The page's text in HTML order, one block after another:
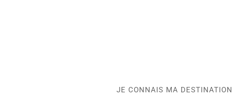
JE CONNAIS MA DESTINATION